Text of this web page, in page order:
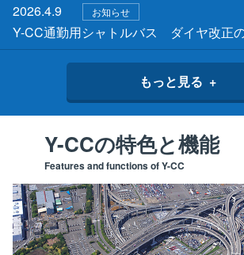
2026.4.9
お知らせ
Y-CC通勤用シャトルバス ダイヤ改正
もっと見る
Y-CCの特色と機能
Features and functions of Y-CC